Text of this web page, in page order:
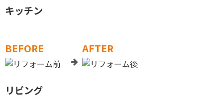
キッチン
BEFORE AFTER
リビング